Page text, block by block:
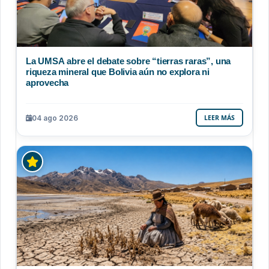
La UMSA abre el debate sobre “tierras raras”, una
riqueza mineral que Bolivia aún no explora ni
aprovecha
04 ago 2026 LEER MÁS